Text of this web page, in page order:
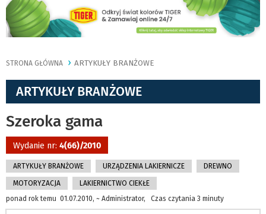
STRONA GŁÓWNA ARTYKUŁY BRANŻOWE
ARTYKUŁY BRANŻOWE
Szeroka gama
Wydanie nr: 4(66)/2010
ARTYKUŁY BRANŻOWE URZĄDZENIA LAKIERNICZE DREWNO
MOTORYZACJA
LAKIERNICTWO CIEKŁE
ponad rok temu 01.07.2010, ~ Administrator, Czas czytania 3 minuty